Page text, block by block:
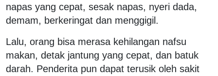
napas yang cepat, sesak napas, nyeri dada,
demam, berkeringat dan menggigil.
Lalu, orang bisa merasa kehilangan nafsu
makan, detak jantung yang cepat, dan batuk
darah. Penderita pun dapat terusik oleh sakit